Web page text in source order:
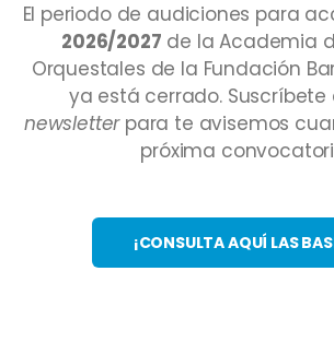
El periodo de audiciones para
2026/2027 de la Academia
Orquestales de la Fundación
ya está cerrado. Suscríbete
newsletterpara te avisemos
próxima
¡CONSULTA AQUÍ LAS